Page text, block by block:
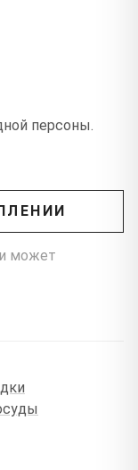
персоны.
может